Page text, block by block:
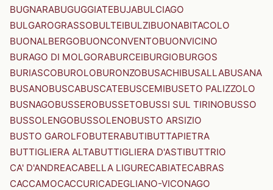
BUGNARABUGUGGIATEBUJABULCIAGO
BULGAROGRASSOBULTEIBULZIBUONABITACOLO
BUONALBERGOBUONCONVENTOBUONVICINO
BURAGO DI MOLGORABURCEIBURGIOBURGOS
BURIASCOBUROLOBURONZOBUSACHIBUSALLABUSANA
BUSANOBUSCABUSCATEBUSCEMIBUSETO PALIZZOLO
BUSNAGOBUSSEROBUSSETOBUSSI SUL TIRINOBUSSO
BUSSOLENGOBUSSOLENOBUSTO ARSIZIO
BUSTO GAROLFOBUTERABUTIBUTTAPIETRA
BUTTIGLIERA ALTABUTTIGLIERA D'ASTIBUTTRIO
CA' D'ANDREACABELLA LIGURECABIATECABRAS
CACCAMOCACCURICADEGLIANO-VICONAGO